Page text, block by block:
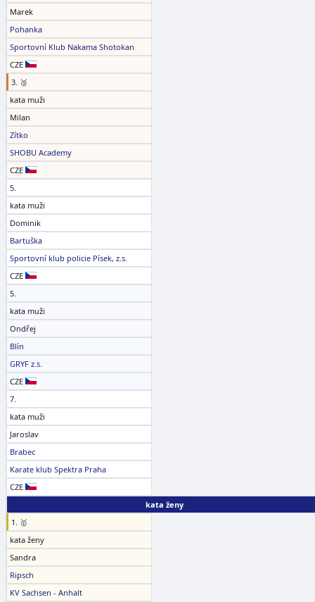
Marek
Pohanka
Sportovní Klub Nakama Shotokan
CZE
3. 🥉
kata muži
Milan
Zítko
SHOBU Academy
CZE
5.
kata muži
Dominik
Bartuška
Sportovní klub policie Písek, z.s.
CZE
5.
kata muži
Ondřej
Blín
GRYF z.s.
CZE
7.
kata muži
Jaroslav
Brabec
Karate klub Spektra Praha
CZE
kata ženy
1. 🥇
kata ženy
Sandra
Ripsch
KV Sachsen - Anhalt